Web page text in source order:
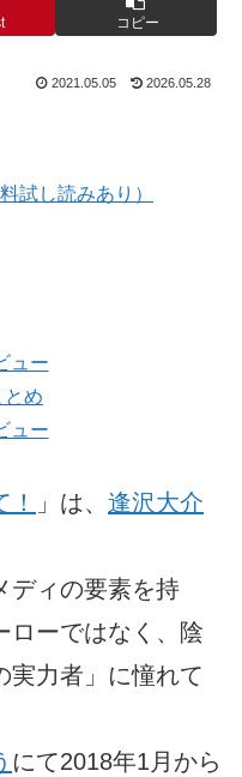
コピー
2021.05.05 2026.05.28
試し読みあり）
ュー
とめ
ュー
」は、 逢沢大介
ディの要素を持
ローではなく、陰
実力者」に憧れて
にて2018年1月から